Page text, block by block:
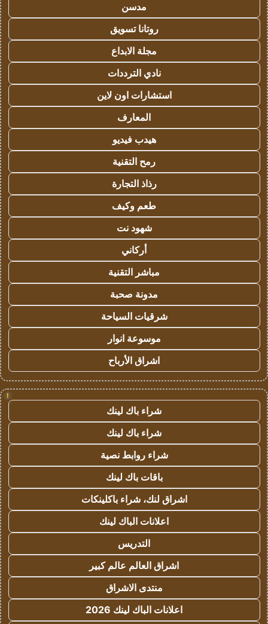
مدسن
روتانا تسويق
مجلة الابداع
نادي الترددات
استشارات اون لاين
المعارف
هيدب فيديو
رمح التقنية
رذاذ التجارة
طعم وكيف
شهود نت
أركاني
مباشر التقنية
مدونة صحبة
شرقيات السياحة
موسوعة انوار
اشراق الأرباح
!
شراء باك لينك
شراء باك لينك
شراء روابط نصية
باقات باك لينك
اشراق لنك، شراء باكلينكات
اعلانات الباك لينك
التدريس
اشراق العالم عالم كبير
منتدى الاشراق
اعلانات الباك لينك 2026